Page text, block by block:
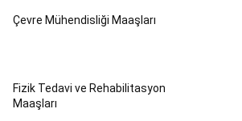
Çevre Mühendisliği Maaşları
Fizik Tedavi ve Rehabilitasyon
Maaşları